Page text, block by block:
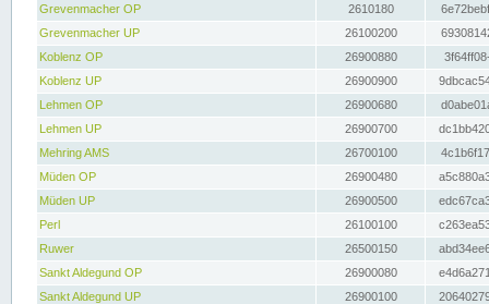
Grevenmacher OP
2610180
Grevenmacher UP
26100200
Koblenz OP
26900880
Koblenz UP
26900900
Lehmen OP
26900680
Lehmen UP
26900700
Mehring AMS
26700100
Müden OP
26900480
Müden UP
26900500
Perl
26100100
Ruwer
26500150
Sankt Aldegund OP
26900080
Sankt Aldegund UP
26900100